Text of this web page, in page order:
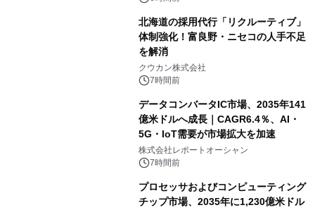
北海道の採用代行「リクルーティブ」
体制強化！富良野・ニセコの人手不足
を解消
クウカン株式会社
7時間前
データコンバータIC市場、2035年141
億米ドルへ成長｜CAGR6.4％、AI・
5G・IoT需要が市場拡大を加速
株式会社レポートオーシャン
7時間前
プロセッサおよびコンピューティング
チップ市場、2035年に1,230億米ドル